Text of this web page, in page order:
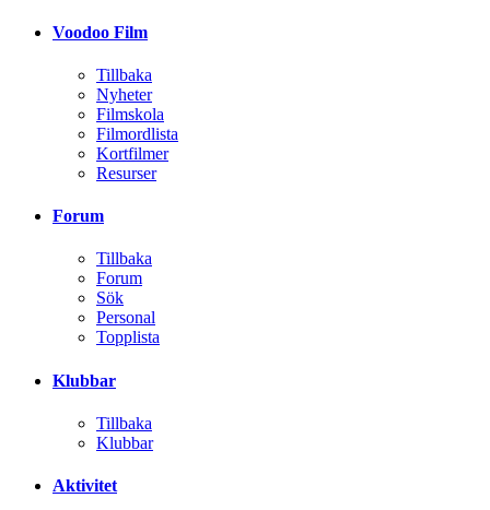
Voodoo Film
Tillbaka
Nyheter
Filmskola
Filmordlista
Kortfilmer
Resurser
Forum
Tillbaka
Forum
Sök
Personal
Topplista
Klubbar
Tillbaka
Klubbar
Aktivitet